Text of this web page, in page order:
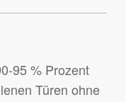
95 % Prozent
Türen ohne